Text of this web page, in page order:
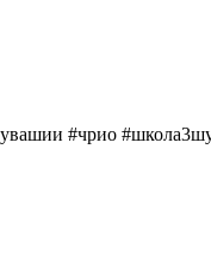
#чрио